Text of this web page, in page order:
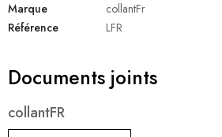
Marque
collantFr
Référence
LFR
Documents joints
collantFR